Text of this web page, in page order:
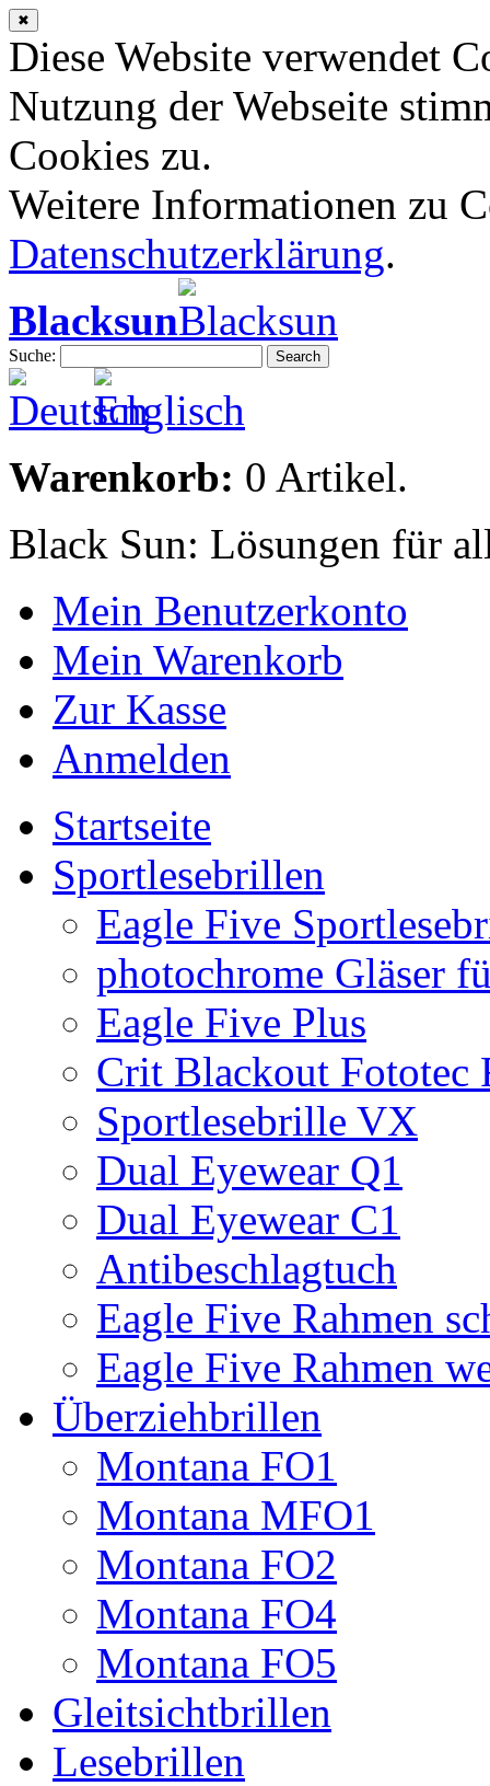
✖
Diese Website verwendet
Nutzung der Webseite
Cookies zu.
Weitere Informationen zu
Datenschutzerklärung.
Blacksun
Suche: Search
Warenkorb: 0 Artikel.
Black Sun: Lösungen für
Mein Benutzerkonto
Mein Warenkorb
Zur Kasse
Anmelden
Startseite
Sportlesebrillen
Eagle Five
photochrome Gläser
Eagle Five Plus
Crit Blackout Fototec
Sportlesebrille VX
Dual Eyewear Q1
Dual Eyewear C1
Antibeschlagtuch
Eagle Five Rahmen
Eagle Five Rahmen
Überziehbrillen
Montana FO1
Montana MFO1
Montana FO2
Montana FO4
Montana FO5
Gleitsichtbrillen
Lesebrillen